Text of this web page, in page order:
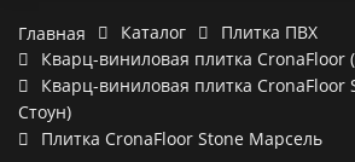
Главная Каталог
Плитка ПВХ
Кварц-виниловая плитка CronaFloor
Кварц-виниловая плитка CronaFloor
Стоун)
Плитка CronaFloor Stone Марсель